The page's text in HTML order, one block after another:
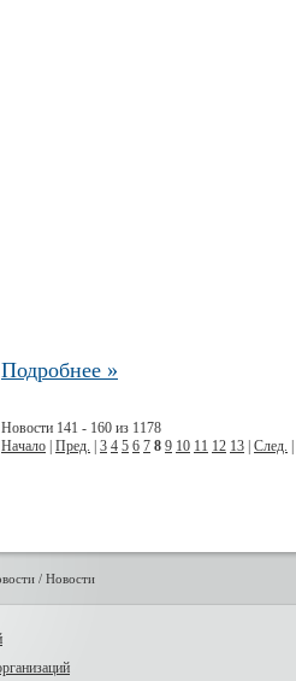
Подробнее »
Новости 141 - 160 из 1178
Начало Пред. 3 4 5 6 7 8 9 10 11 12 13 След.
/ Новости